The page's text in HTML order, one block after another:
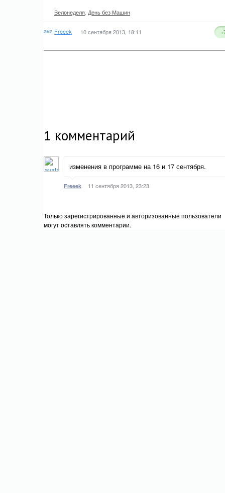
Велонеделя День без Машин
Freeek 10 сентября 2013, 18:11
1 комментарий
изменения в программе на 16 и 17 сентября.
Freeek 11 сентября 2013, 23:23
Только зарегистрированные и авторизованные пользователи
могут оставлять комментарии.